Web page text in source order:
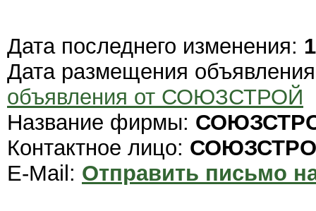
Дата последнего изменения:
Дата размещения
объявления от СОЮЗСТРОЙ
Название фирмы:
Контактное лицо:
E-Mail: Отправить письмо